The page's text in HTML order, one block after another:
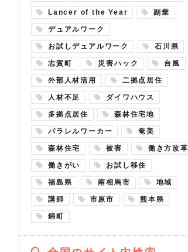
Lancer of the Year 副業
デュアルワーク
お試しデュアルワーク 石川県
志賀町 災害ハック 台風
外部人材活用 二拠点居住
人材不足 ダイワハウス
多拠点居住 森林住宅地
パラレルワーカー 奄美
森林住宅 被害 働き方改革
働きがい お試し移住
福島県 南相馬市 地域
講師 市原市 熊本県
錦町